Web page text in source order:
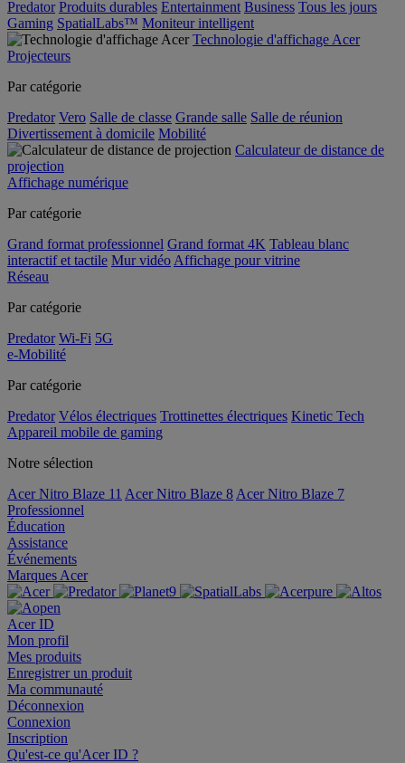
Predator Produits durables Entertainment Business Tous les jours
Gaming SpatialLabs™ Moniteur intelligent
Technologie d'affichage Acer
Projecteurs
Par catégorie
Predator Vero Salle de classe Grande salle Salle de réunion
Divertissement à domicile Mobilité
Calculateur de distance de
projection
Affichage numérique
Par catégorie
Grand format professionnel Grand format 4K Tableau blanc
interactif et tactile Mur vidéo Affichage pour vitrine
Réseau
Par catégorie
Predator Wi-Fi 5G
e-Mobilité
Par catégorie
Predator Vélos électriques Trottinettes électriques Kinetic Tech
Appareil mobile de gaming
Notre sélection
Acer Nitro Blaze 11 Acer Nitro Blaze 8 Acer Nitro Blaze 7
Professionnel
Éducation
Assistance
Événements
Marques Acer
Acer ID
Mon profil
Mes produits
Enregistrer un produit
Ma communauté
Déconnexion
Connexion
Inscription
Qu'est-ce qu'Acer ID ?